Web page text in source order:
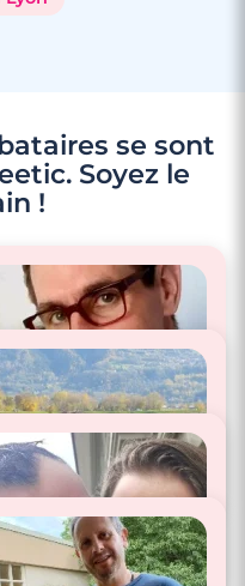
se sont
Soyez le
!